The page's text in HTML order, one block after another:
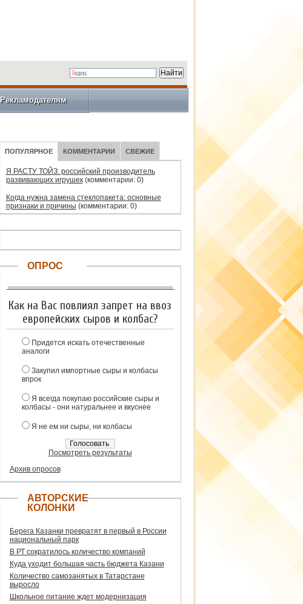
Рекламодателям
ПОПУЛЯРНОЕ КОММЕНТАРИИ СВЕЖИЕ
Я РАСТУ ТОЙЗ: российский производитель
развивающих игрушек(комментарии: 0)
Когда нужна замена стеклопакета: основные
признаки и причины (комментарии: 0)
ОПРОС
Как на Вас повлиял запрет на ввоз
европейских сыров и колбас?
Придется искать отечественные
аналоги
Закупил импортные сыры и колбасы
впрок
Я всегда покупаю российские сыры и
колбасы - они натуральнее и вкуснее
Я не ем ни сыры, ни колбасы
Посмотреть результаты
Архив опросов
АВТОРСКИЕ
КОЛОНКИ
Берега Казанки превратят в первый в России
национальный парк
В РТ сократилось количество компаний
Куда уходит большая часть бюджета Казани
Количество самозанятых в Татарстане
выросло
Школьное питание ждет модернизация